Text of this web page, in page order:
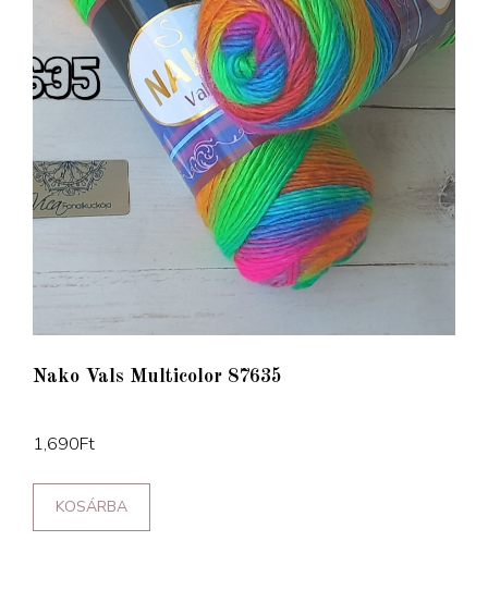
Nako Vals Multicolor 87635
1,690Ft
KOSÁRBA